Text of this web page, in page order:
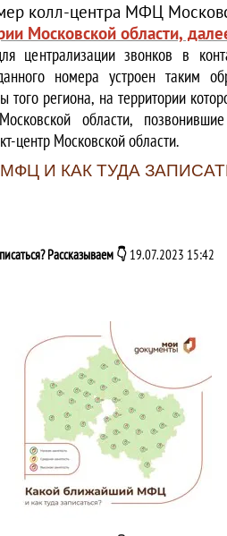
колл-центра МФЦ
Московской области,
звонков в
номера устроен таким
региона, на территории
области,
центр Московской области.
И КАК ТУДА
Рассказываем 👇 19.07.2023 15:42